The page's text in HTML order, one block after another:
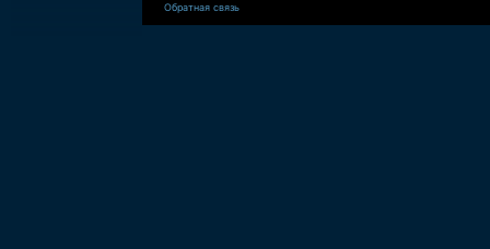
Обратная связь